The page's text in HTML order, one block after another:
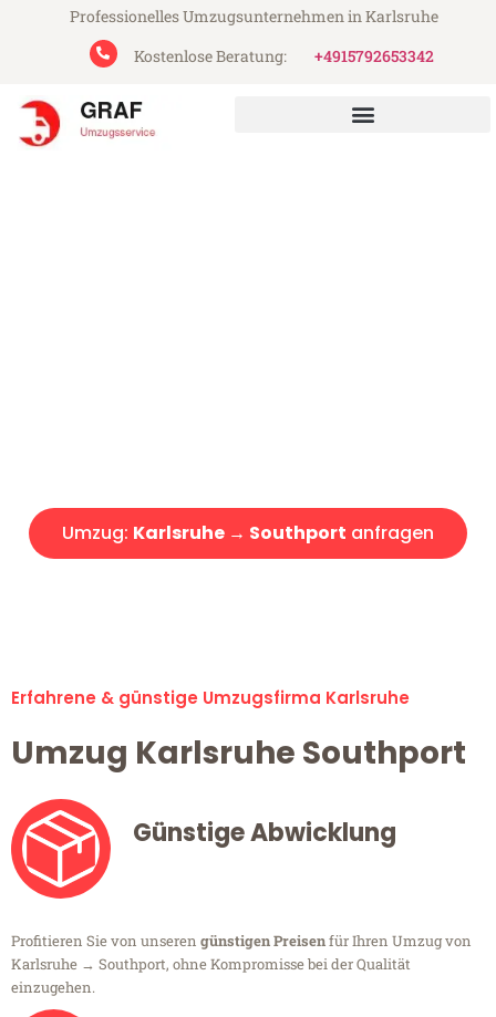
Professionelles Umzugsunternehmen in Karlsruhe
Kostenlose Beratung:
+4915792653342
Umzug: Karlsruhe → Southport anfragen
Erfahrene & günstige Umzugsfirma Karlsruhe
Umzug Karlsruhe Southport
Günstige Abwicklung
Profitieren Sie von unseren günstigen Preisenfür Ihren Umzug von
Karlsruhe → Southport, ohne Kompromisse bei der Qualität
einzugehen.